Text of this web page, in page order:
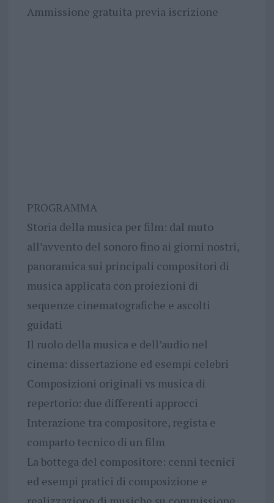
Ammissione gratuita previa iscrizione
PROGRAMMA
Storia della musica per film: dal muto
all’avvento del sonoro fino ai giorni nostri,
panoramica sui principali compositori di
musica applicata con proiezioni di
sequenze cinematografiche e ascolti
guidati
Il ruolo della musica e dell’audio nel
cinema: dissertazione ed esempi celebri
Composizioni originali vs musica di
repertorio: due differenti approcci
Interazione tra compositore, regista e
comparto tecnico di un film
La bottega del compositore: cenni tecnici
ed esempi pratici di composizione e